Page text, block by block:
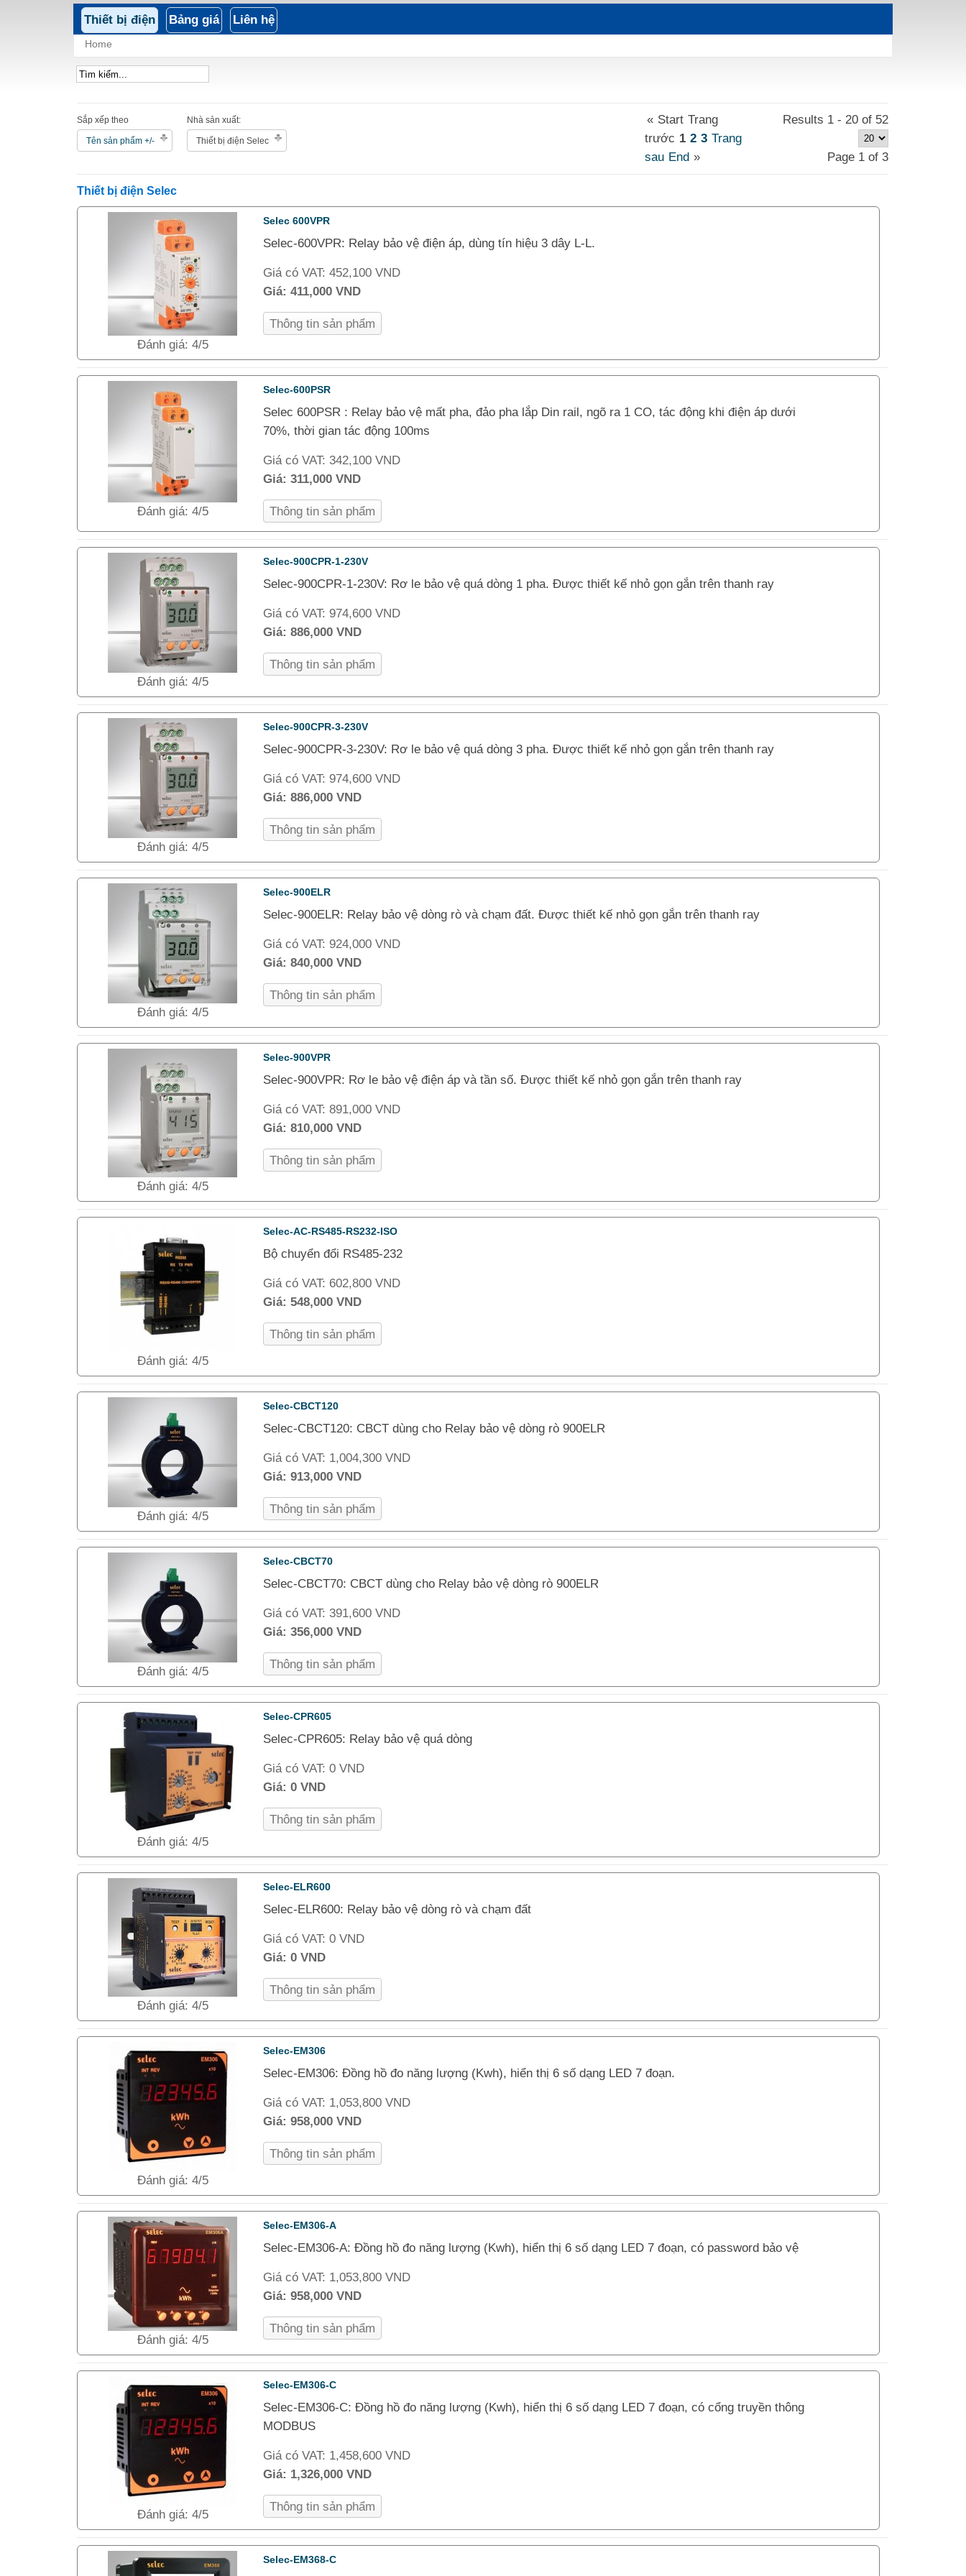
Thiết bị điện Bảng giá Liên hệ
Home
Sắp xếp theo
Tên sản phẩm +/-
Nhà sản xuất:
Thiết bị điện Selec
Results 1 - 20 of 52
« Start Trang
trước 1 2 3 Trang
sau End » Page 1 of 3
Thiết bị điện Selec
Đánh giá: 4/5
Selec 600VPR
Selec-600VPR: Relay bảo vệ điện áp, dùng tín hiệu 3 dây L-L.
Giá có VAT: 452,100 VND
Giá: 411,000 VND
Thông tin sản phẩm
Đánh giá: 4/5
Selec-600PSR
Selec 600PSR : Relay bảo vệ mất pha, đảo pha lắp Din rail, ngõ ra 1 CO, tác động khi điện áp dưới
70%, thời gian tác động 100ms
Giá có VAT: 342,100 VND
Giá: 311,000 VND
Thông tin sản phẩm
Đánh giá: 4/5
Selec-900CPR-1-230V
Selec-900CPR-1-230V: Rơ le bảo vệ quá dòng 1 pha. Được thiết kế nhỏ gọn gắn trên thanh ray
Giá có VAT: 974,600 VND
Giá: 886,000 VND
Thông tin sản phẩm
Đánh giá: 4/5
Selec-900CPR-3-230V
Selec-900CPR-3-230V: Rơ le bảo vệ quá dòng 3 pha. Được thiết kế nhỏ gọn gắn trên thanh ray
Giá có VAT: 974,600 VND
Giá: 886,000 VND
Thông tin sản phẩm
Đánh giá: 4/5
Selec-900ELR
Selec-900ELR: Relay bảo vệ dòng rò và chạm đất. Được thiết kế nhỏ gọn gắn trên thanh ray
Giá có VAT: 924,000 VND
Giá: 840,000 VND
Thông tin sản phẩm
Đánh giá: 4/5
Selec-900VPR
Selec-900VPR: Rơ le bảo vệ điện áp và tần số. Được thiết kế nhỏ gọn gắn trên thanh ray
Giá có VAT: 891,000 VND
Giá: 810,000 VND
Thông tin sản phẩm
Đánh giá: 4/5
Selec-AC-RS485-RS232-ISO
Bộ chuyển đổi RS485-232
Giá có VAT: 602,800 VND
Giá: 548,000 VND
Thông tin sản phẩm
Đánh giá: 4/5
Selec-CBCT120
Selec-CBCT120: CBCT dùng cho Relay bảo vệ dòng rò 900ELR
Giá có VAT: 1,004,300 VND
Giá: 913,000 VND
Thông tin sản phẩm
Đánh giá: 4/5
Selec-CBCT70
Selec-CBCT70: CBCT dùng cho Relay bảo vệ dòng rò 900ELR
Giá có VAT: 391,600 VND
Giá: 356,000 VND
Thông tin sản phẩm
Đánh giá: 4/5
Selec-CPR605
Selec-CPR605: Relay bảo vệ quá dòng
Giá có VAT: 0 VND
Giá: 0 VND
Thông tin sản phẩm
Đánh giá: 4/5
Selec-ELR600
Selec-ELR600: Relay bảo vệ dòng rò và chạm đất
Giá có VAT: 0 VND
Giá: 0 VND
Thông tin sản phẩm
Đánh giá: 4/5
Selec-EM306
Selec-EM306: Đồng hồ đo năng lượng (Kwh), hiển thị 6 số dạng LED 7 đoạn.
Giá có VAT: 1,053,800 VND
Giá: 958,000 VND
Thông tin sản phẩm
Đánh giá: 4/5
Selec-EM306-A
Selec-EM306-A: Đồng hồ đo năng lượng (Kwh), hiển thị 6 số dạng LED 7 đoạn, có password bảo vệ
Giá có VAT: 1,053,800 VND
Giá: 958,000 VND
Thông tin sản phẩm
Đánh giá: 4/5
Selec-EM306-C
Selec-EM306-C: Đồng hồ đo năng lượng (Kwh), hiển thị 6 số dạng LED 7 đoạn, có cổng truyền thông
MODBUS
Giá có VAT: 1,458,600 VND
Giá: 1,326,000 VND
Thông tin sản phẩm
Selec-EM368-C